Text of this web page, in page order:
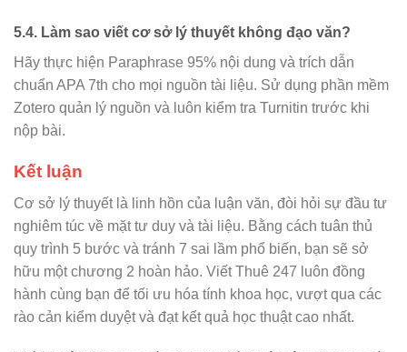
5.4. Làm sao viết cơ sở lý thuyết không đạo văn?
Hãy thực hiện Paraphrase 95% nội dung và trích dẫn
chuẩn APA 7th cho mọi nguồn tài liệu. Sử dụng phần mềm
Zotero quản lý nguồn và luôn kiểm tra Turnitin trước khi
nộp bài.
Kết luận
Cơ sở lý thuyết là linh hồn của luận văn, đòi hỏi sự đầu tư
nghiêm túc về mặt tư duy và tài liệu. Bằng cách tuân thủ
quy trình 5 bước và tránh 7 sai lầm phổ biến, bạn sẽ sở
hữu một chương 2 hoàn hảo. Viết Thuê 247 luôn đồng
hành cùng bạn để tối ưu hóa tính khoa học, vượt qua các
rào cản kiểm duyệt và đạt kết quả học thuật cao nhất.